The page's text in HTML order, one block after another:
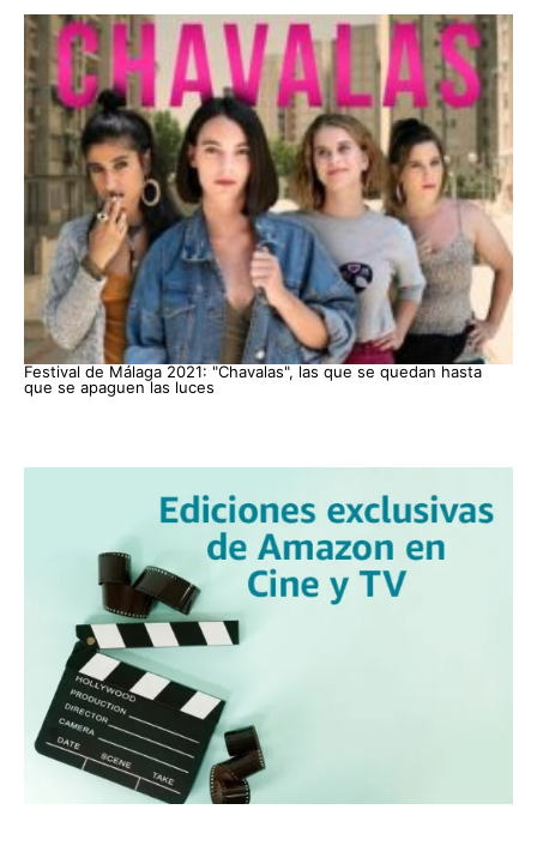
Festival de Málaga 2021: "Chavalas", las que se quedan hasta
que se apaguen las luces